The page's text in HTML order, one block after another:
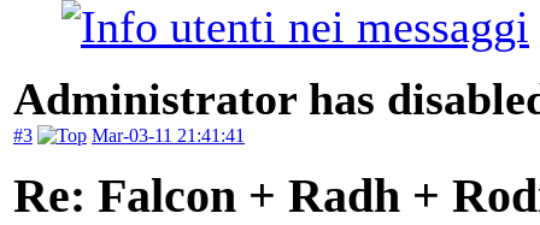
Administrator has
#3 Mar-03-11 21:41:41
Re: Falcon + Radh +